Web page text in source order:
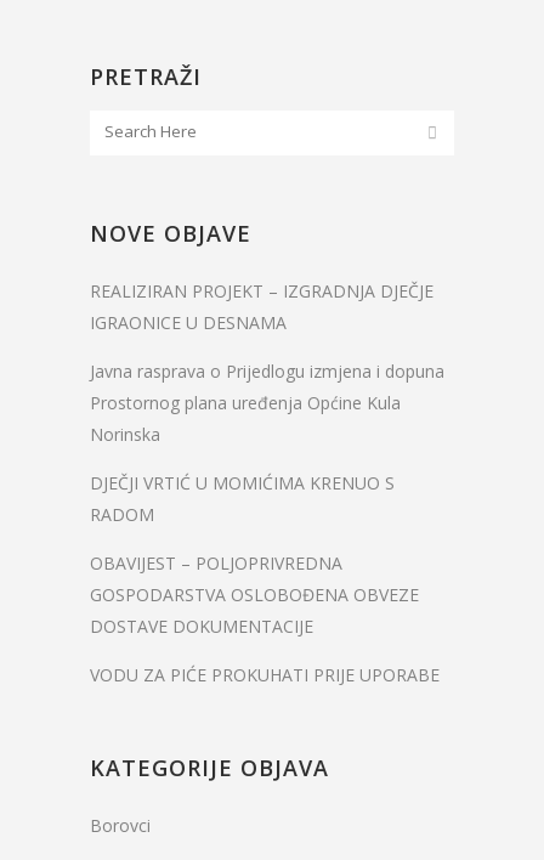
PRETRAŽI
NOVE OBJAVE
REALIZIRAN PROJEKT – IZGRADNJA DJEČJE
IGRAONICE U DESNAMA
Javna rasprava o Prijedlogu izmjena i dopuna
Prostornog plana uređenja Općine Kula
Norinska
DJEČJI VRTIĆ U MOMIĆIMA KRENUO S
RADOM
OBAVIJEST – POLJOPRIVREDNA
GOSPODARSTVA OSLOBOĐENA OBVEZE
DOSTAVE DOKUMENTACIJE
VODU ZA PIĆE PROKUHATI PRIJE UPORABE
KATEGORIJE OBJAVA
Borovci